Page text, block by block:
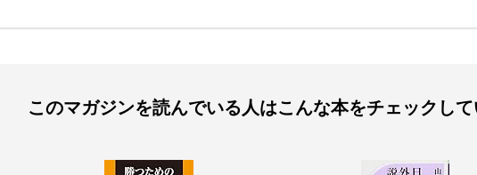
このマガジンを読んでいる人はこんな本をチェックし